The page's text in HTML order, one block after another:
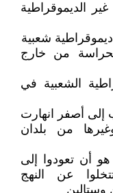
الديموقراطية
شعبية
بحراسة من خارج
الشعبية في
إلى أصفر انهارت
من بلدان
أن تعودوا إلى
عن النهج
وستالين